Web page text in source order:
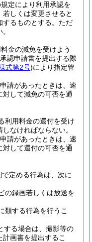
定により利用承認を
しくは変更させると
るものとする。 ただ
金の減免を受けよう
認申請書を提出する際
式第2号)により指定管
請があったときは、速
して減免の可否を通
利用料金の還付を受け
なければならない。
請があったときは、速
して還付の可否を通
で定める行為は、次に
の録画若しくは放送を
類する行為を行うこ
する場合は、撮影等の
画書を提出するこ